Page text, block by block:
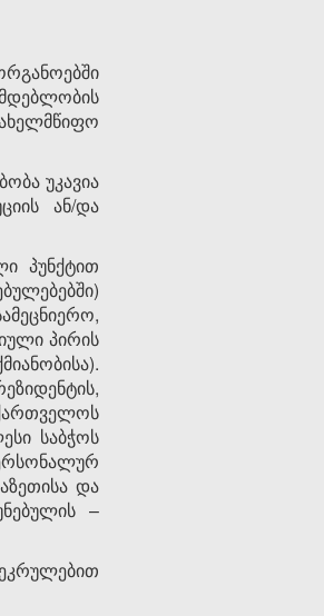
უკავია
ან/და
პუნქტით
პირის
საბჭოს
და
–